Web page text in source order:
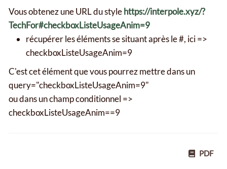
Vous obtenez une URL du stylehttps://interpole.xyz/?
TechFor#checkboxListeUsageAnim=9
récupérer les éléments se situant après le #, ici =>
checkboxListeUsageAnim=9
C'est cet élément que vous pourrez mettre dans un
query="checkboxListeUsageAnim=9"
ou dans un champ conditionnel =>
checkboxListeUsageAnim==9
PDF